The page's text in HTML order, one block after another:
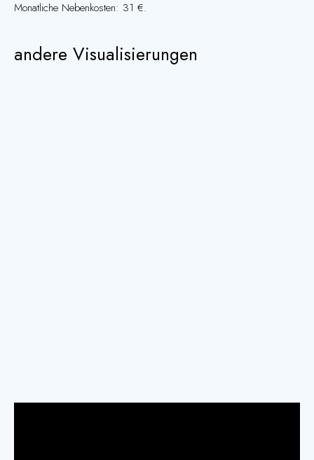
Monatliche Nebenkosten: 31 €.
andere Visualisierungen